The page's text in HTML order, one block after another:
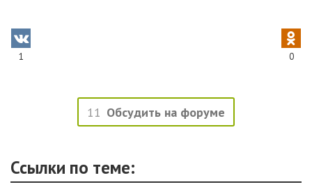
1 0
11 Обсудить на форуме
Ссылки по теме: